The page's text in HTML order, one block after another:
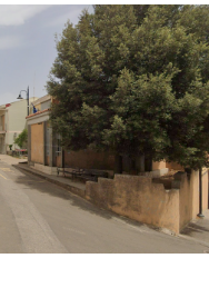
Mondiali calcio 2026